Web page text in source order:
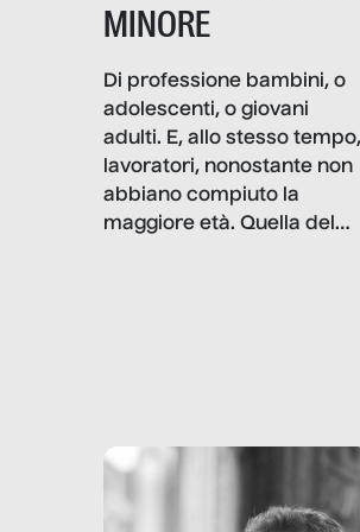
MINORE
Di professione bambini, o
adolescenti, o giovani
adulti. E, allo stesso tempo,
lavoratori, nonostante non
abbiano compiuto la
maggiore età. Quella del
minori. […]